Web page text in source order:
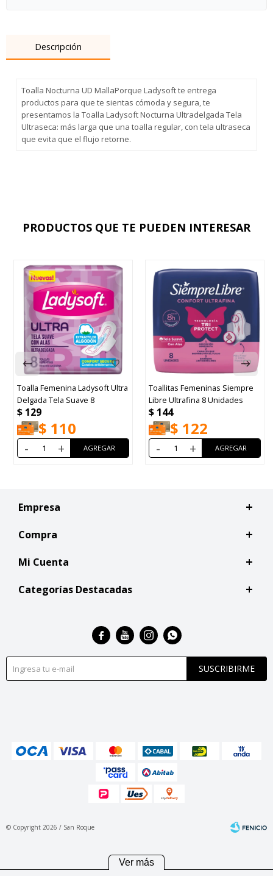
Descripción
Toalla Nocturna UD MallaPorque Ladysoft te entrega
productos para que te sientas cómoda y segura, te
presentamos la Toalla Ladysoft Nocturna Ultradelgada Tela
Ultraseca: más larga que una toalla regular, con tela ultraseca
que evita que el flujo retorne.
PRODUCTOS QUE TE PUEDEN INTERESAR
Toalla Femenina Ladysoft Ultra
Delgada Tela Suave 8
$ 129
$ 110
- +
Toallitas Femeninas Siempre
Libre Ultrafina 8 Unidades
$ 144
$ 122
- +
Empresa
Compra
Mi Cuenta
Categorías Destacadas
SUSCRIBIRME
   
© Copyright 2026 / San Roque
Ver más